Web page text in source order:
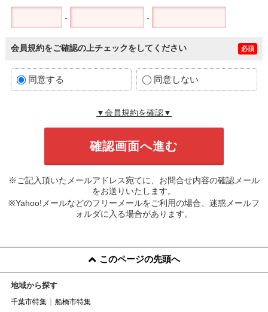
- -
会員規約をご確認の上チェックをしてください 必須
同意する 同意しない
▼会員規約を確認▼
※ご記入頂いたメールアドレス宛てに、お問合せ内容の確認メール
をお送りいたします。
※Yahoo!メールなどのフリーメールをご利用の場合、迷惑メールフ
ォルダに入る場合があります。
このページの先頭へ
地域から探す
千葉市特集 船橋市特集